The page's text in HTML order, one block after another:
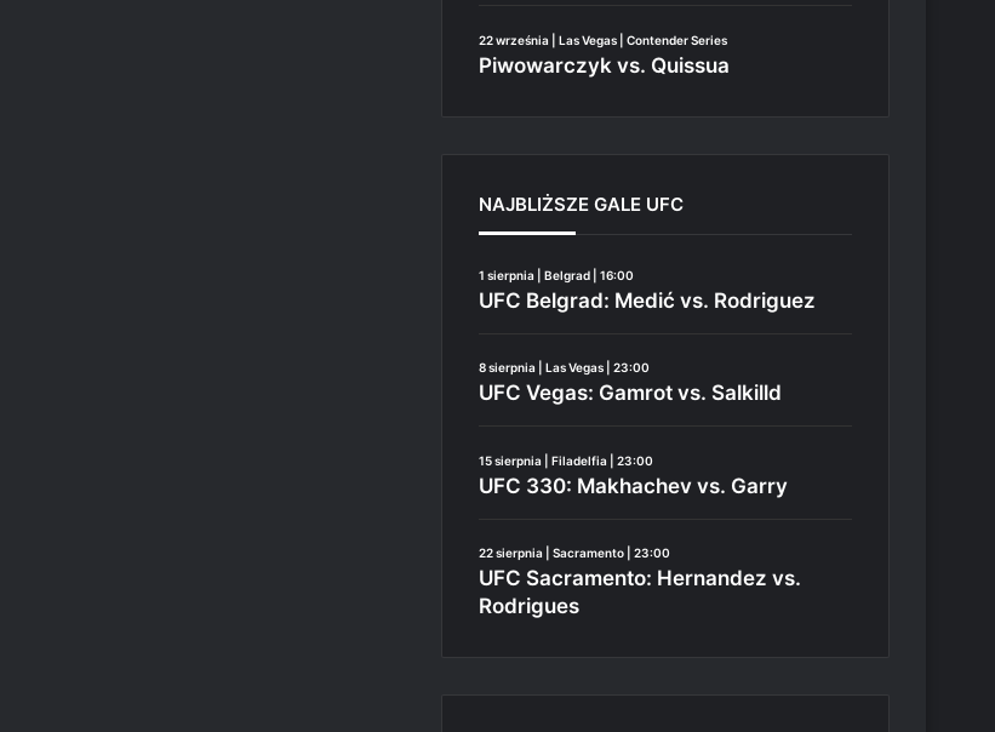
22 września | Las Vegas | Contender Series
Piwowarczyk vs. Quissua
NAJBLIŻSZE GALE UFC
1 sierpnia | Belgrad | 16:00
UFC Belgrad: Medić vs. Rodriguez
8 sierpnia | Las Vegas | 23:00
UFC Vegas: Gamrot vs. Salkilld
15 sierpnia | Filadelfia | 23:00
UFC 330: Makhachev vs. Garry
22 sierpnia | Sacramento | 23:00
UFC Sacramento: Hernandez vs.
Rodrigues